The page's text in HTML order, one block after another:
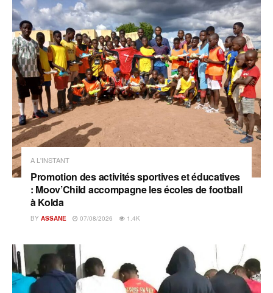
A L'INSTANT
Promotion des activités sportives et éducatives
: Moov’Child accompagne les écoles de football
à Kolda
BY ASSANE 07/08/2026 1.4K